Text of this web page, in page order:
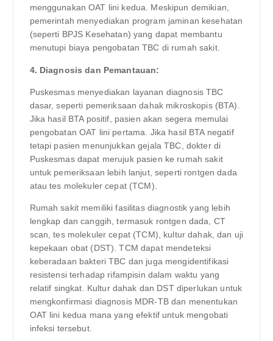
menggunakan OAT lini kedua. Meskipun demikian,
pemerintah menyediakan program jaminan kesehatan
(seperti BPJS Kesehatan) yang dapat membantu
menutupi biaya pengobatan TBC di rumah sakit.
4. Diagnosis dan Pemantauan:
Puskesmas menyediakan layanan diagnosis TBC
dasar, seperti pemeriksaan dahak mikroskopis (BTA).
Jika hasil BTA positif, pasien akan segera memulai
pengobatan OAT lini pertama. Jika hasil BTA negatif
tetapi pasien menunjukkan gejala TBC, dokter di
Puskesmas dapat merujuk pasien ke rumah sakit
untuk pemeriksaan lebih lanjut, seperti rontgen dada
atau tes molekuler cepat (TCM).
Rumah sakit memiliki fasilitas diagnostik yang lebih
lengkap dan canggih, termasuk rontgen dada, CT
scan, tes molekuler cepat (TCM), kultur dahak, dan uji
kepekaan obat (DST). TCM dapat mendeteksi
keberadaan bakteri TBC dan juga mengidentifikasi
resistensi terhadap rifampisin dalam waktu yang
relatif singkat. Kultur dahak dan DST diperlukan untuk
mengkonfirmasi diagnosis MDR-TB dan menentukan
OAT lini kedua mana yang efektif untuk mengobati
infeksi tersebut.